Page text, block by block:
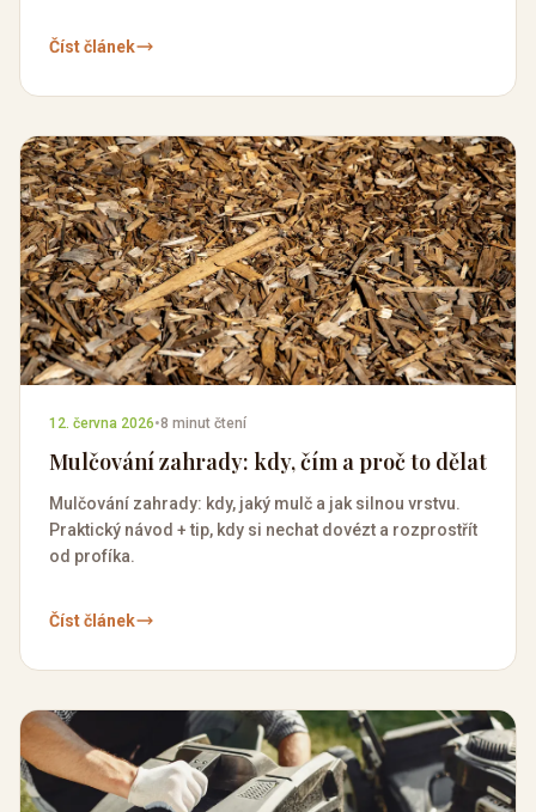
Číst článek
12. června 2026•8 minut čtení
Mulčování zahrady: kdy, čím a proč to dělat
Mulčování zahrady: kdy, jaký mulč a jak silnou vrstvu.
Praktický návod + tip, kdy si nechat dovézt a rozprostřít
od profíka.
Číst článek